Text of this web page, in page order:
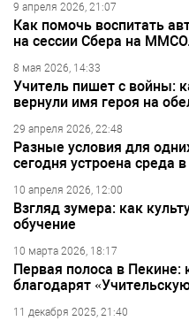
9 апреля 2026, 21:07
Как помочь воспитать
на сессии Сбера на
8 мая 2026, 14:33
Учитель пишет с войны:
вернули имя героя на
29 апреля 2026, 22:48
Разные условия для
сегодня устроена среда
10 апреля 2026, 12:00
Взгляд зумера: как
обучение
10 марта 2026, 18:17
Первая полоса в Пекине:
благодарят
11 декабря 2025, 21:40